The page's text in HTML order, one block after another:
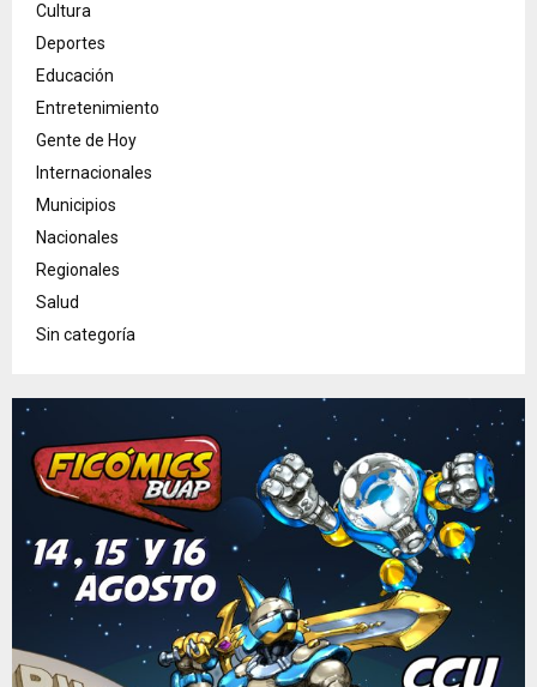
Cultura
Deportes
Educación
Entretenimiento
Gente de Hoy
Internacionales
Municipios
Nacionales
Regionales
Salud
Sin categoría